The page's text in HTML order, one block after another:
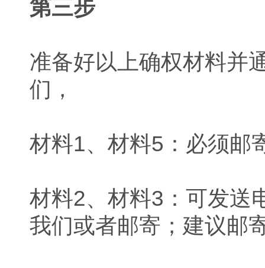
第三步
准备好以上确权材料并
们，
材料1、材料5：必须邮
材料2、材料3：可发送
我们或者邮寄；建议邮